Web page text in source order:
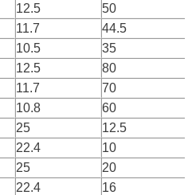
12.5
50
11.7
44.5
10.5
35
12.5
80
11.7
70
10.8
60
25
12.5
22.4
10
25
20
22.4
16